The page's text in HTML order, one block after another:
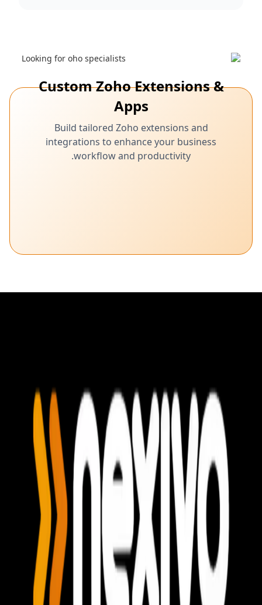
Custom Zoho Extensions &
Apps
Build tailored Zoho extensions and
integrations to enhance your business
workflow and productivity.